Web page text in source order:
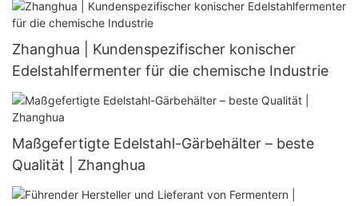
Zhanghua | Kundenspezifischer konischer
Edelstahlfermenter für die chemische Industrie
Maßgefertigte Edelstahl-Gärbehälter – beste
Qualität | Zhanghua